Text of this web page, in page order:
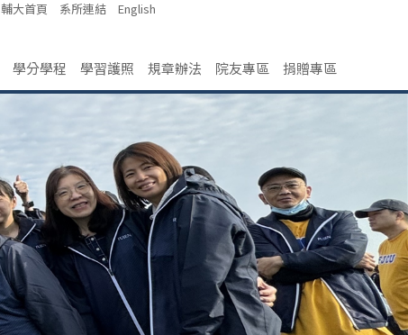
學分學程 學習護照 規章辦法 院友專區 捐贈專區
輔大首頁 系所連結 English